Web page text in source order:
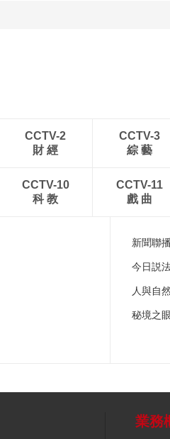
CCTV-2
財 經
CCTV-3
綜 藝
CCTV-10
科 教
CCTV-11
戲 曲
新聞聯
今日説
人與自
秘境之
業務